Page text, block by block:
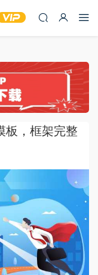
板，框架完整